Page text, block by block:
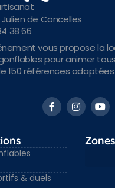
de Concelles
38 66
vous propose la
pour animer
150 références
& duels